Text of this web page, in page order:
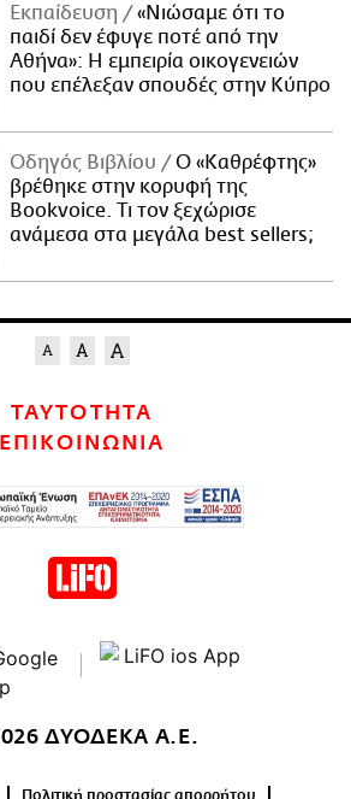
Εκπαίδευση
«Νιώσαμε ότι το
παιδί δεν έφυγε ποτέ από την
Αθήνα»: Η εμπειρία οικογενειών
που επέλεξαν σπουδές στην Κύπρο
Οδηγός Βιβλίου
Ο «Καθρέφτης»
βρέθηκε στην κορυφή της
Bookvoice. Τι τον ξεχώρισε
ανάμεσα στα μεγάλα best sellers;
ΤΑΥΤΟΤΗΤΑ
ΕΠΙΚΟΙΝΩΝΙΑ
ΔΥΟΔΕΚΑ Α.Ε.
Πολιτική προστασίας απορρήτου